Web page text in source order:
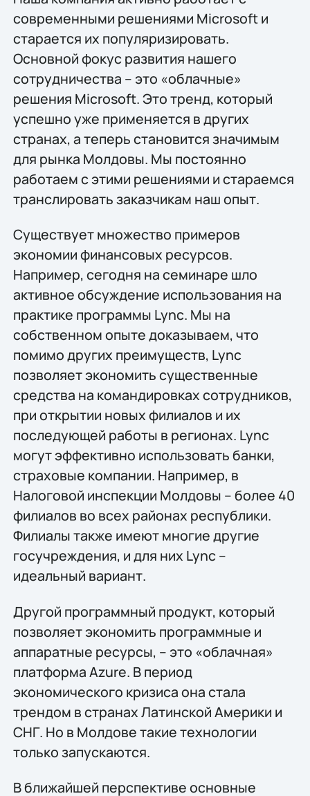
современными решениями Microsoft и
старается их популяризировать.
Основной фокус развития нашего
сотрудничества – это «облачные»
решения Microsoft. Это тренд, который
успешно уже применяется в других
странах, а теперь становится значимым
для рынка Молдовы. Мы постоянно
работаем с этими решениями и стараемся
транслировать заказчикам наш опыт.
Существует множество примеров
экономии финансовых ресурсов.
Например, сегодня на семинаре шло
активное обсуждение использования на
практике программы Lync. Мы на
собственном опыте доказываем, что
помимо других преимуществ, Lync
позволяет экономить существенные
средства на командировках сотрудников,
при открытии новых филиалов и их
последующей работы в регионах. Lync
могут эффективно использовать банки,
страховые компании. Например, в
Налоговой инспекции Молдовы – более 40
филиалов во всех районах республики.
Филиалы также имеют многие другие
госучреждения, и для них Lync –
идеальный вариант.
Другой программный продукт, который
позволяет экономить программные и
аппаратные ресурсы, – это «облачная»
платформа Azure. В период
экономического кризиса она стала
трендом в странах Латинской Америки и
СНГ. Но в Молдове такие технологии
только запускаются.
В ближайшей перспективе основные